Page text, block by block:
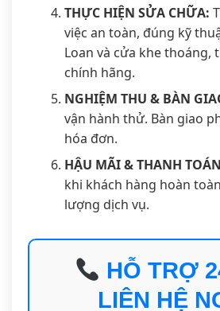
THỰC HIỆN SỬA CHỮA:
việc an toàn, đúng kỹ
Loan và cửa khe thoáng,
chính hãng.
NGHIỆM THU & BÀN
vận hành thử. Bàn giao
hóa đơn.
HẬU MÃI & THANH
khi khách hàng hoàn
lượng dịch vụ.
HỖ TRỢ
LIÊN HỆ